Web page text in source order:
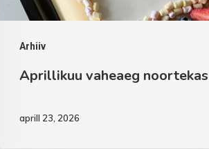
Arhiiv
Aprillikuu vaheaeg noortekas
aprill 23, 2026